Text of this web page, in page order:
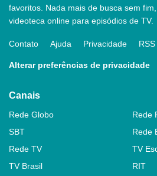
favoritos. Nada mais de busca sem
videoteca online para episódios de TV.
Contato Ajuda Privacidade RSS
Alterar preferências de privacidade
Canais
Rede Globo
Rede
SBT
Rede
Rede TV
TV
TV Brasil
RIT